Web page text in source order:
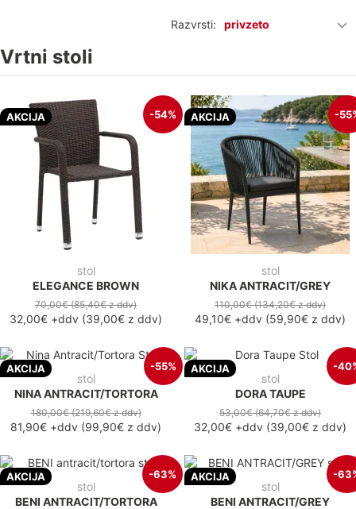
Razvrsti: privzeto
Vrtni stoli
AKCIJA -54%
stol
ELEGANCE BROWN
70,00€(85,40€z ddv)
32,00€ +ddv (39,00€ z ddv)
AKCIJA -
stol
NIKA ANTRACIT/GREY
110,00€(134,20€z ddv)
49,10€ +ddv (59,90€ z ddv)
AKCIJA -55%
stol
NINA ANTRACIT/TORTORA
180,00€(219,60€z ddv)
81,90€ +ddv (99,90€ z ddv)
AKCIJA -
stol
DORA TAUPE
53,00€(64,70€z ddv)
32,00€ +ddv (39,00€ z ddv)
AKCIJA -63%
stol
BENI ANTRACIT/TORTORA
AKCIJA -
stol
BENI ANTRACIT/GREY